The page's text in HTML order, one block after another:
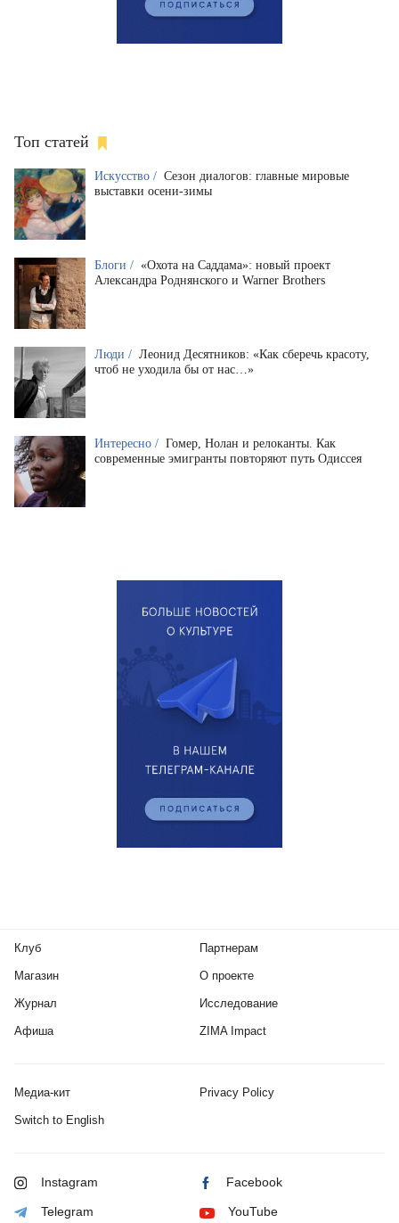
Топ статей
Искусство / Сезон диалогов: главные мировые
выставки осени-зимы
Блоги / «Охота на Саддама»: новый проект
Александра Роднянского и Warner Brothers
Люди / Леонид Десятников: «Как сберечь красоту,
чтоб не уходила бы от нас…»
Интересно / Гомер, Нолан и релоканты. Как
современные эмигранты повторяют путь Одиссея
Клуб
Магазин
Журнал
Афиша
Партнерам
О проекте
Исследование
ZIMA Impact
Медиа-кит Privacy Policy
Switch to English
Instagram Facebook
Telegram YouTube